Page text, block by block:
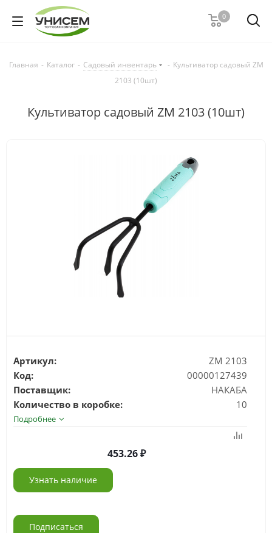
0
Главная - Каталог - Садовый инвентарь - Культиватор садовый ZM
2103 (10шт)
Культиватор садовый ZM 2103 (10шт)
Артикул:
ZM 2103
Код:
00000127439
Поставщик:
НАКАБА
Количество в коробке:
10
Подробнее
453.26
Узнать наличие
Подписаться